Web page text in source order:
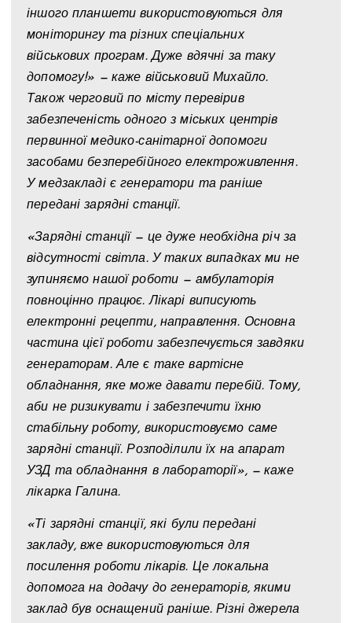
іншого планшети використовуються для
моніторингу та різних спеціальних
військових програм. Дуже вдячні за таку
допомогу!» — каже військовий Михайло.
Також черговий по місту перевірив
забезпеченість одного з міських центрів
первинної медико-санітарної допомоги
засобами безперебійного електроживлення.
У медзакладі є генератори та раніше
передані зарядні станції.
«Зарядні станції — це дуже необхідна річ за
відсутності світла. У таких випадках ми не
зупиняємо нашої роботи — амбулаторія
повноцінно працює. Лікарі виписують
електронні рецепти, направлення. Основна
частина цієї роботи забезпечується завдяки
генераторам. Але є таке вартісне
обладнання, яке може давати перебій. Тому,
аби не ризикувати і забезпечити їхню
стабільну роботу, використовуємо саме
зарядні станції. Розподілили їх на апарат
УЗД та обладнання в лабораторії», — каже
лікарка Галина.
«Ті зарядні станції, які були передані
закладу, вже використовуються для
посилення роботи лікарів. Це локальна
допомога на додачу до генераторів, якими
заклад був оснащений раніше. Різні джерела